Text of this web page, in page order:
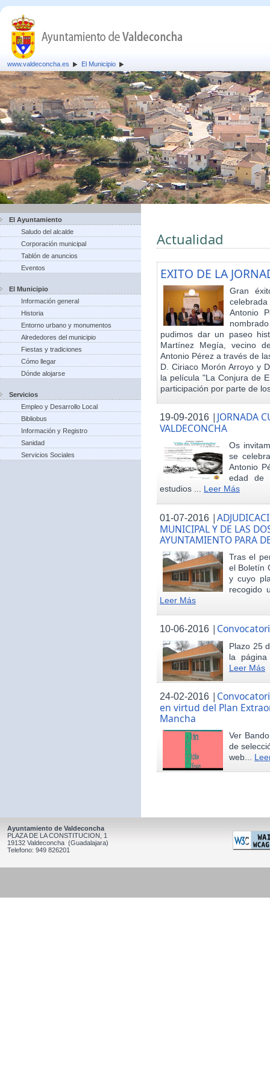
www.valdeconcha.es El Municipio
El Ayuntamiento
Saludo del alcalde
Corporación municipal
Tablón de anuncios
Eventos
El Municipio
Información general
Historia
Entorno urbano y monumentos
Alrededores del municipio
Fiestas y tradiciones
Cómo llegar
Dónde alojarse
Servicios
Empleo y Desarrollo Local
Bibliobus
Información y Registro
Sanidad
Servicios Sociales
Actualidad
EXITO DE LA
Gran
Antonio
pudimos dar un paseo
Martínez Megía, vecino
Antonio Pérez a través de
D. Ciriaco Morón Arroyo y
la película "La Conjura de
participación por parte de
19-09-2016 | JORNADA
VALDECONCHA
Os
se
Antonio
edad de
estudios ... Leer Más
01-07-2016 |
MUNICIPAL Y DE LAS
AYUNTAMIENTO PARA
Tras el
el Boletín
y cuyo
recogido
Leer Más
10-06-2016 |
Plazo 25
la
Leer Más
24-02-2016 |
en virtud del Plan
Mancha
Ver
de
web...
Ayuntamiento de Valdeconcha
PLAZA DE LA CONSTITUCION, 1
19132 Valdeconcha (Guadalajara)
Telefono: 949 826201